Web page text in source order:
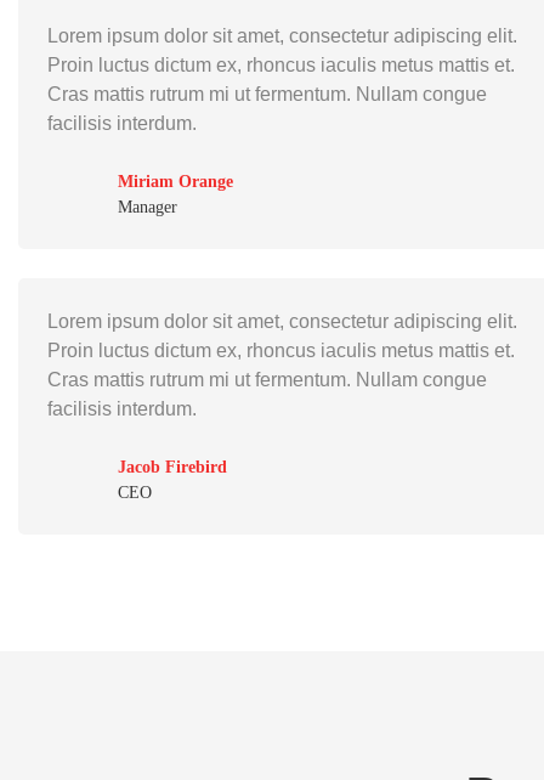
Lorem ipsum dolor sit amet, consectetur adipiscing elit.
Proin luctus dictum ex, rhoncus iaculis metus mattis et.
Cras mattis rutrum mi ut fermentum. Nullam congue
facilisis interdum.
Miriam Orange
Manager
Lorem ipsum dolor sit amet, consectetur adipiscing elit.
Proin luctus dictum ex, rhoncus iaculis metus mattis et.
Cras mattis rutrum mi ut fermentum. Nullam congue
facilisis interdum.
Jacob Firebird
CEO